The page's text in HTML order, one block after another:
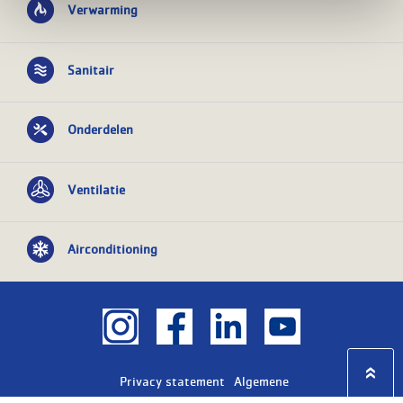
Verwarming
Sanitair
Onderdelen
Ventilatie
Airconditioning
Privacy statement
Algemene